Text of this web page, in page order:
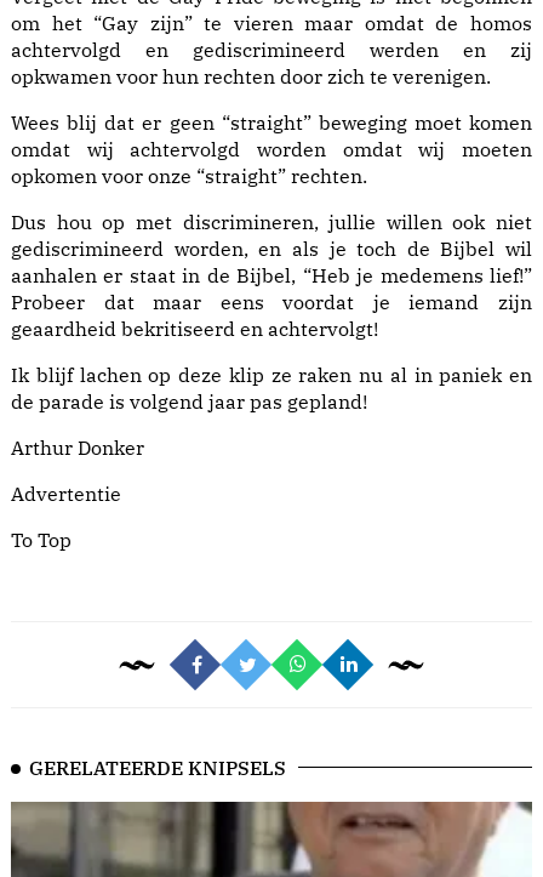
om het “Gay zijn” te vieren maar omdat de homos
achtervolgd en gediscrimineerd werden en zij
opkwamen voor hun rechten door zich te verenigen.
Wees blij dat er geen “straight” beweging moet komen
omdat wij achtervolgd worden omdat wij moeten
opkomen voor onze “straight” rechten.
Dus hou op met discrimineren, jullie willen ook niet
gediscrimineerd worden, en als je toch de Bijbel wil
aanhalen er staat in de Bijbel, “Heb je medemens lief!”
Probeer dat maar eens voordat je iemand zijn
geaardheid bekritiseerd en achtervolgt!
Ik blijf lachen op deze klip ze raken nu al in paniek en
de parade is volgend jaar pas gepland!
Arthur Donker
Advertentie
To Top
GERELATEERDE KNIPSELS